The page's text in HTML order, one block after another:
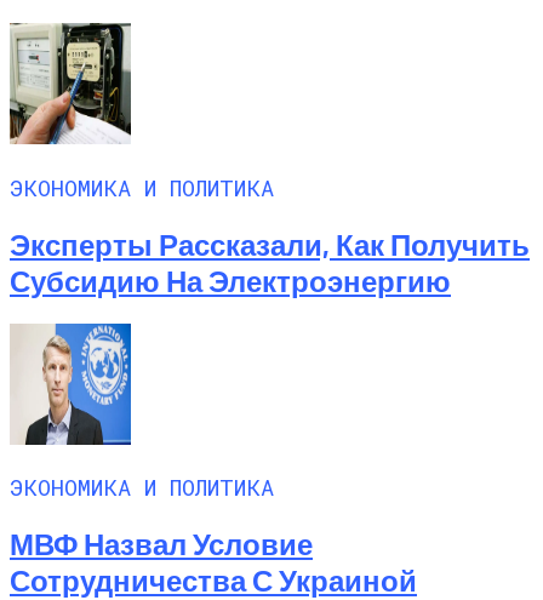
ЭКОНОМИКА И ПОЛИТИКА
Эксперты Рассказали, Как Получить
Субсидию На Электроэнергию
ЭКОНОМИКА И ПОЛИТИКА
МВФ Назвал Условие
Сотрудничества С Украиной